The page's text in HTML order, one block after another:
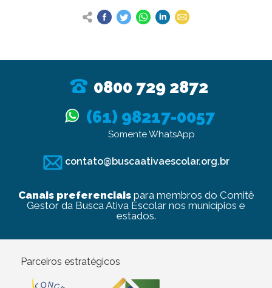
0800 729 2872
(61) 98217-0057
Somente WhatsApp
contato@buscaativaescolar.org.br
Canais preferenciaispara membros do Comitê
Gestor da Busca Ativa Escolar nos municípios e
estados.
Parceiros estratégicos